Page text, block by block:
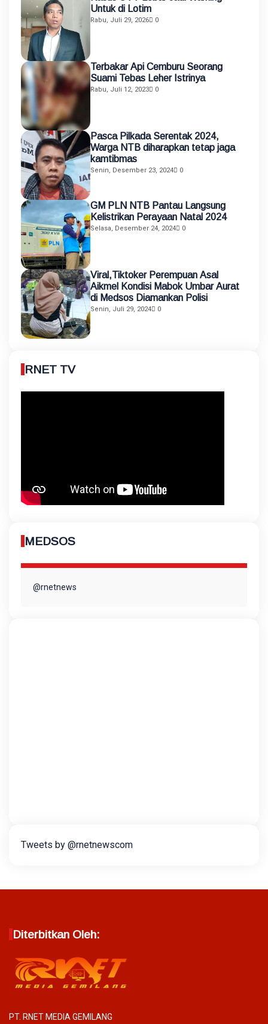
Untuk di Lotim
Rabu, Juli 29, 2026 0
Terbakar Api Cemburu Seorang
Suami Tebas Leher Istrinya
Rabu, Juli 12, 2023 0
Pasca Pilkada Serentak 2024,
Warga NTB diharapkan tetap jaga
kamtibmas
Senin, Desember 23, 2024 0
GM PLN NTB Pantau Langsung
Kelistrikan Perayaan Natal 2024
Selasa, Desember 24, 2024 0
Viral,Tiktoker Perempuan Asal
Aikmel Kondisi Mabok Umbar Aurat
di Medsos Diamankan Polisi
Senin, Juli 29, 2024 0
RNET TV
MEDSOS
@rnetnews
Tweets by @rnetnewscom
Diterbitkan Oleh:
PT. RNET MEDIA GEMILANG